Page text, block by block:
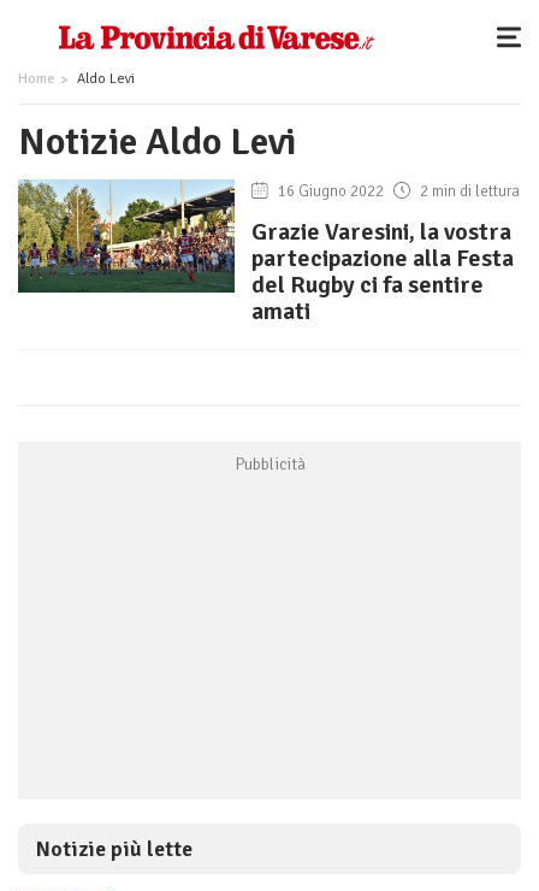
Home Aldo Levi
Notizie Aldo Levi
16 Giugno 2022 2 min di lettura
Grazie Varesini, la vostra
partecipazione alla Festa
del Rugby ci fa sentire
amati
Notizie più lette